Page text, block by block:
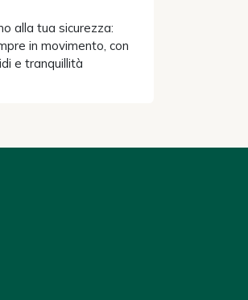
alla tua sicurezza:
in movimento, con
e tranquillità